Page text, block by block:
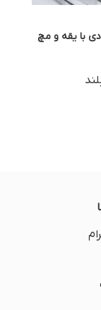
با یقه و مچ